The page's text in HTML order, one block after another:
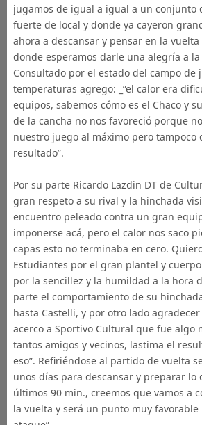
jugamos de igual a igual a un conjunto
fuerte de local y donde ya cayeron
ahora a descansar y pensar en la
donde esperamos darle una alegría a la
Consultado por el estado del campo de
temperaturas agrego: _”el calor era
equipos, sabemos cómo es el Chaco y
de la cancha no nos favoreció porque
nuestro juego al máximo pero tampoco
resultado”.
Por su parte Ricardo Lazdin DT de
gran respeto a su rival y la hinchada
encuentro peleado contra un gran
imponerse acá, pero el calor nos saco
capas esto no terminaba en cero.
Estudiantes por el gran plantel y
por la sencillez y la humildad a la hora
parte el comportamiento de su
hasta Castelli, y por otro lado
acerco a Sportivo Cultural que fue algo
tantos amigos y vecinos, lastima el
eso”. Refiriéndose al partido de vuelta
unos días para descansar y preparar lo
últimos 90 min., creemos que vamos a
la vuelta y será un punto muy